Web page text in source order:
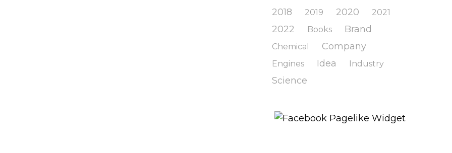
2018 2019 2020 2021
2022 Books Brand
Chemical Company
Engines Idea Industry
Science